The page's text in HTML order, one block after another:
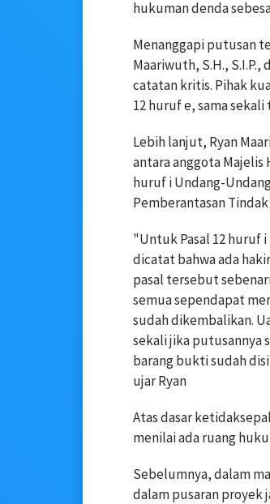
hukuman denda
Menanggapi putusan
Maariwuth, S.H.,
catatan kritis. Pihak
12 huruf e, sama
Lebih lanjut, Ryan
antara anggota Majelis
huruf i Undang-
Pemberantasan
"Untuk Pasal 12 huruf
dicatat bahwa ada
pasal tersebut
semua sependapat
sudah dikembalikan.
sekali jika putusannya
barang bukti sudah
ujar Ryan
Atas dasar
menilai ada ruang
Sebelumnya, dalam
dalam pusaran proyek